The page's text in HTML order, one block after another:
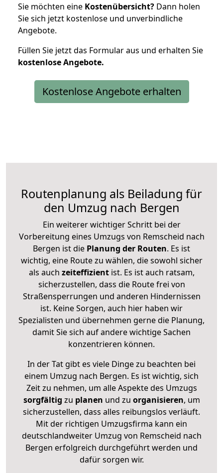
Sie möchten eine Kostenübersicht? Dann holen
Sie sich jetzt kostenlose und unverbindliche
Angebote.
Füllen Sie jetzt das Formular aus und erhalten Sie
kostenloseAngebote.
Kostenlose Angebote erhalten
Routenplanung als Beiladung für
den Umzug nach Bergen
Ein weiterer wichtiger Schritt bei der
Vorbereitung eines Umzugs von Remscheid nach
Bergen ist die Planung der Routen. Es ist
wichtig, eine Route zu wählen, die sowohl sicher
als auch zeiteffizientist. Es ist auch ratsam,
sicherzustellen, dass die Route frei von
Straßensperrungen und anderen Hindernissen
ist. Keine Sorgen, auch hier haben wir
Spezialisten und übernehmen gerne die Planung,
damit Sie sich auf andere wichtige Sachen
konzentrieren können.
In der Tat gibt es viele Dinge zu beachten bei
einem Umzug nach Bergen. Es ist wichtig, sich
Zeit zu nehmen, um alle Aspekte des Umzugs
sorgfältig zu planen und zu organisieren, um
sicherzustellen, dass alles reibungslos verläuft.
Mit der richtigen Umzugsfirma kann ein
deutschlandweiter Umzug von Remscheid nach
Bergen erfolgreich durchgeführt werden und
dafür sorgen wir.